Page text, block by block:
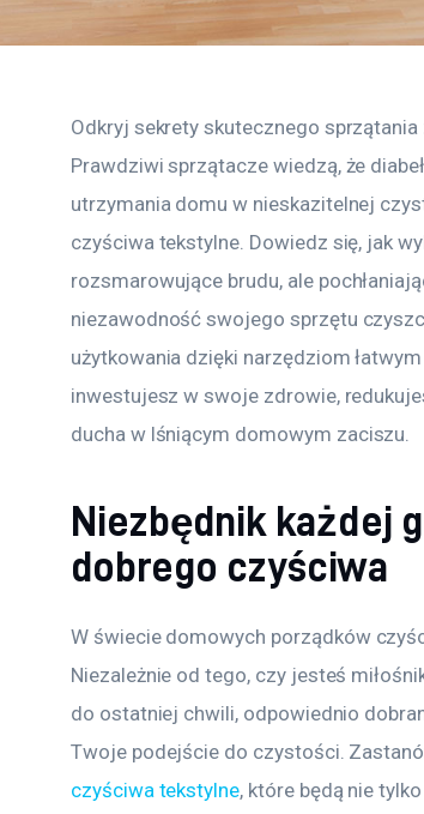
Odkryj sekrety skutecznego
Prawdziwi sprzątacze wiedzą, że
utrzymania domu w nieskazitelnej
czyściwa tekstylne. Dowiedz się, jak
rozsmarowujące brudu, ale
niezawodność swojego sprzętu
użytkowania dzięki narzędziom
inwestujesz w swoje zdrowie,
ducha w lśniącym domowym zaciszu.
Niezbędnik każdej
dobrego czyściwa
W świecie domowych porządków
Niezależnie od tego, czy jesteś
do ostatniej chwili, odpowiednio
Twoje podejście do czystości.
czyściwa tekstylne, które będą nie